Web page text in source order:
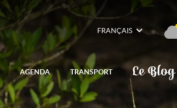
AGENDA TRANSPORT Le Blog
FRANÇAIS